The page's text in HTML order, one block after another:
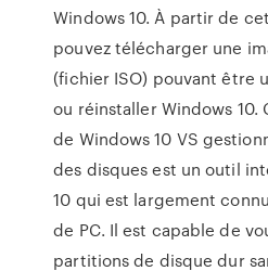
Windows 10. À partir de
pouvez télécharger une
(fichier ISO) pouvant être
ou réinstaller Windows 10.
de Windows 10 VS
des disques est un outil
10 qui est largement
de PC. Il est capable de
partitions de disque dur